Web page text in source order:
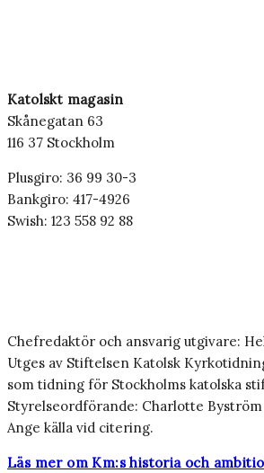
Katolskt magasin
Skånegatan 63
116 37 Stockholm
Plusgiro: 36 99 30-3
Bankgiro: 417-4926
Swish: 123 558 92 88
Chefredaktör och ansvarig utgivare:
Utges av Stiftelsen Katolsk
som tidning för Stockholms katolska
Styrelseordförande: Charlotte Byström
Ange källa vid citering.
Läs mer om Km:s historia och